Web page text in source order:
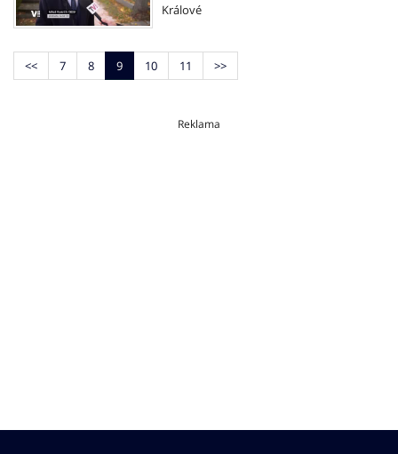
Králové
<< 7 8 9 10 11 >>
Reklama